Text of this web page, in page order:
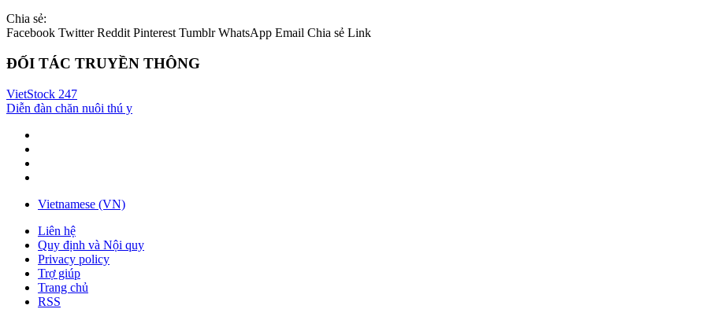
Chia sẻ:
Facebook Twitter Reddit Pinterest Tumblr WhatsApp Email Chia sẻ Link
ĐỐI TÁC TRUYỀN THÔNG
VietStock 247
Diễn đàn chăn nuôi thú y
Vietnamese (VN)
Liên hệ
Quy định và Nội quy
Privacy policy
Trợ giúp
Trang chủ
RSS